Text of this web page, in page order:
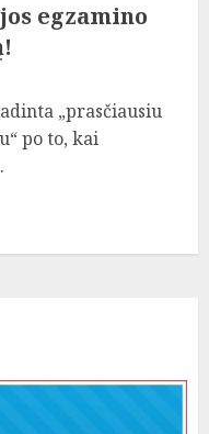
egzamino
„prasčiausiu
po to, kai